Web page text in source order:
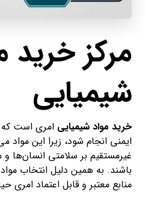
مرکز خرید
شیمیایی
خرید مواد شیمیایی امری است که
ایمنی انجام شود، زیرا این مواد
غیرمستقیم بر سلامتی انسان‌ها
باشند. به همین دلیل انتخاب
منابع معتبر و قابل اعتماد امری